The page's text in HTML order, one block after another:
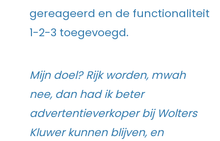
gereageerd en de functionaliteit
1-2-3 toegevoegd.
Mijn doel? Rijk worden, mwah
nee, dan had ik beter
advertentieverkoper bij Wolters
Kluwer kunnen blijven, en